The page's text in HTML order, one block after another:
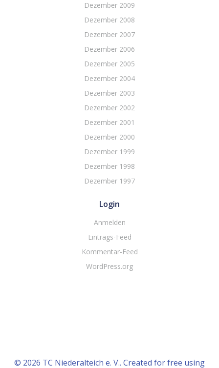
Dezember 2009
Dezember 2008
Dezember 2007
Dezember 2006
Dezember 2005
Dezember 2004
Dezember 2003
Dezember 2002
Dezember 2001
Dezember 2000
Dezember 1999
Dezember 1998
Dezember 1997
Login
Anmelden
Eintrags-Feed
Kommentar-Feed
WordPress.org
© 2026 TC Niederalteich e. V.. Created for free using